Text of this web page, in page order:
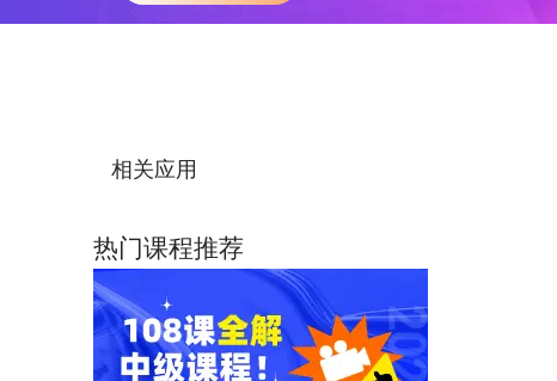
相关应用
热门课程推荐